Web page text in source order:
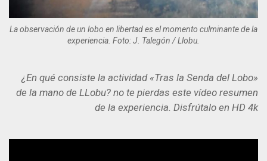
La observación de un lobo en libertad es el momento culminante de la
experiencia. Foto: J. Talegón / Llobu.
¿En qué consiste la actividad «Tras la Senda del Lobo»
de la mano de LLobu? no te pierdas este vídeo resumen
de la experiencia. Disfrútalo en HD 4k